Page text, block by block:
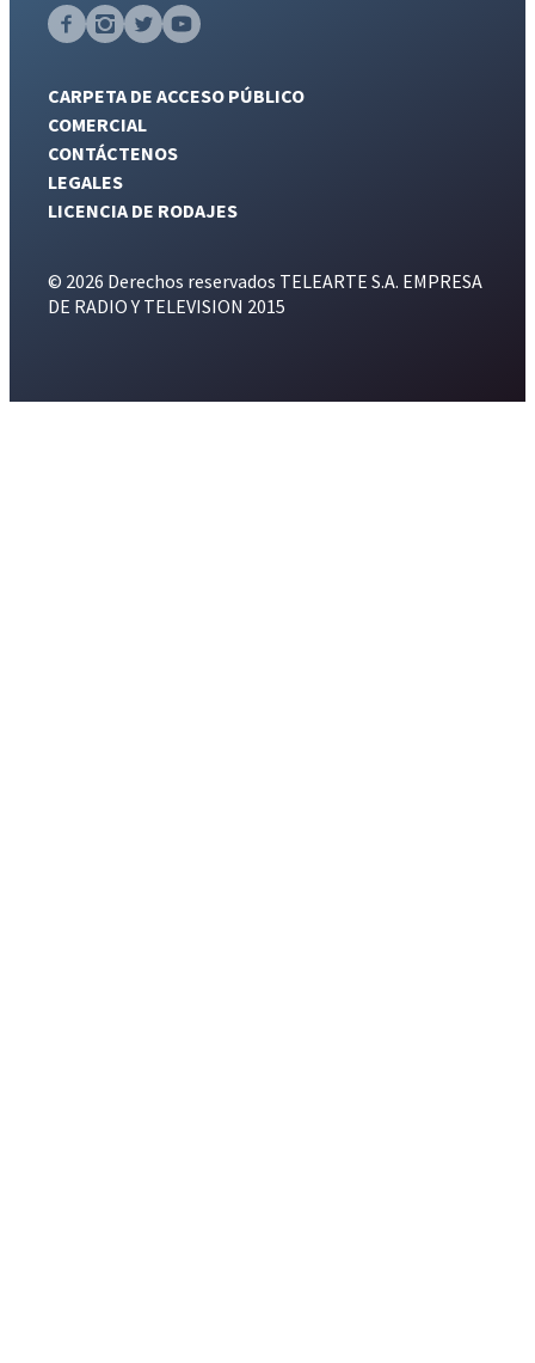
CARPETA DE ACCESO PÚBLICO
COMERCIAL
CONTÁCTENOS
LEGALES
LICENCIA DE RODAJES
© 2026 Derechos reservados TELEARTE S.A. EMPRESA
DE RADIO Y TELEVISION 2015